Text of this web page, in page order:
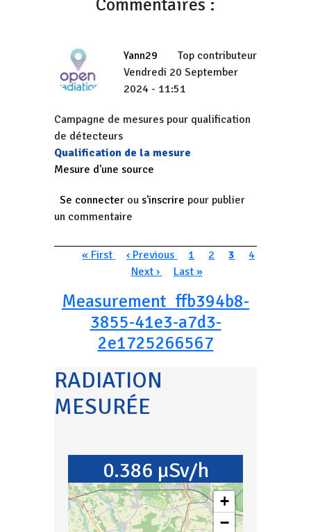
Commentaires :
Yann29
Top contributeur
Vendredi 20 September
2024 - 11:51
Campagne de mesures pour qualification
de détecteurs
Qualification de la mesure
Mesure d'une source
Se connecter ou s'inscrire pour publier
un commentaire
Pagination
Première page
« First Page précédente
‹ Previous Page
1 Page
2 Page courante
3 Page
4
Page suivante
Next › Dernière page
Last »
Measurement_ffb394b8-
3855-41e3-a7d3-
2e1725266567
RADIATION
MESURÉE
0.386 µSv/h
+
−